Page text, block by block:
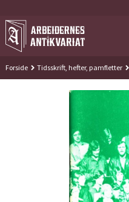
til
innholdet
Forside Tidsskrift, hefter, pamfletter